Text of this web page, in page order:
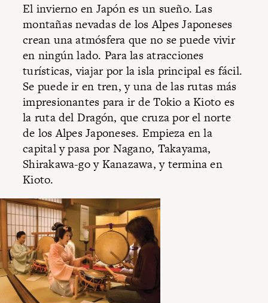
El invierno en Japón es un sueño. Las
montañas nevadas de los Alpes Japoneses
crean una atmósfera que no se puede vivir
en ningún lado. Para las atracciones
turísticas, viajar por la isla principal es fácil.
Se puede ir en tren, y una de las rutas más
impresionantes para ir de Tokio a Kioto es
la ruta del Dragón, que cruza por el norte
de los Alpes Japoneses. Empieza en la
capital y pasa por Nagano, Takayama,
Shirakawa-go y Kanazawa, y termina en
Kioto.